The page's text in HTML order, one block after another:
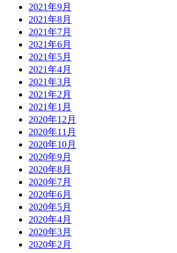
2021年9月
2021年8月
2021年7月
2021年6月
2021年5月
2021年4月
2021年3月
2021年2月
2021年1月
2020年12月
2020年11月
2020年10月
2020年9月
2020年8月
2020年7月
2020年6月
2020年5月
2020年4月
2020年3月
2020年2月